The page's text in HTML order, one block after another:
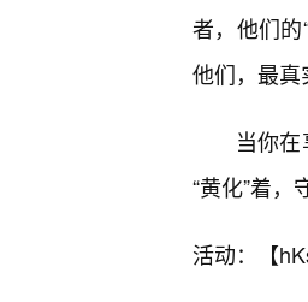
者，他们
他们，最真
当你
“黄化”着，
活动：【